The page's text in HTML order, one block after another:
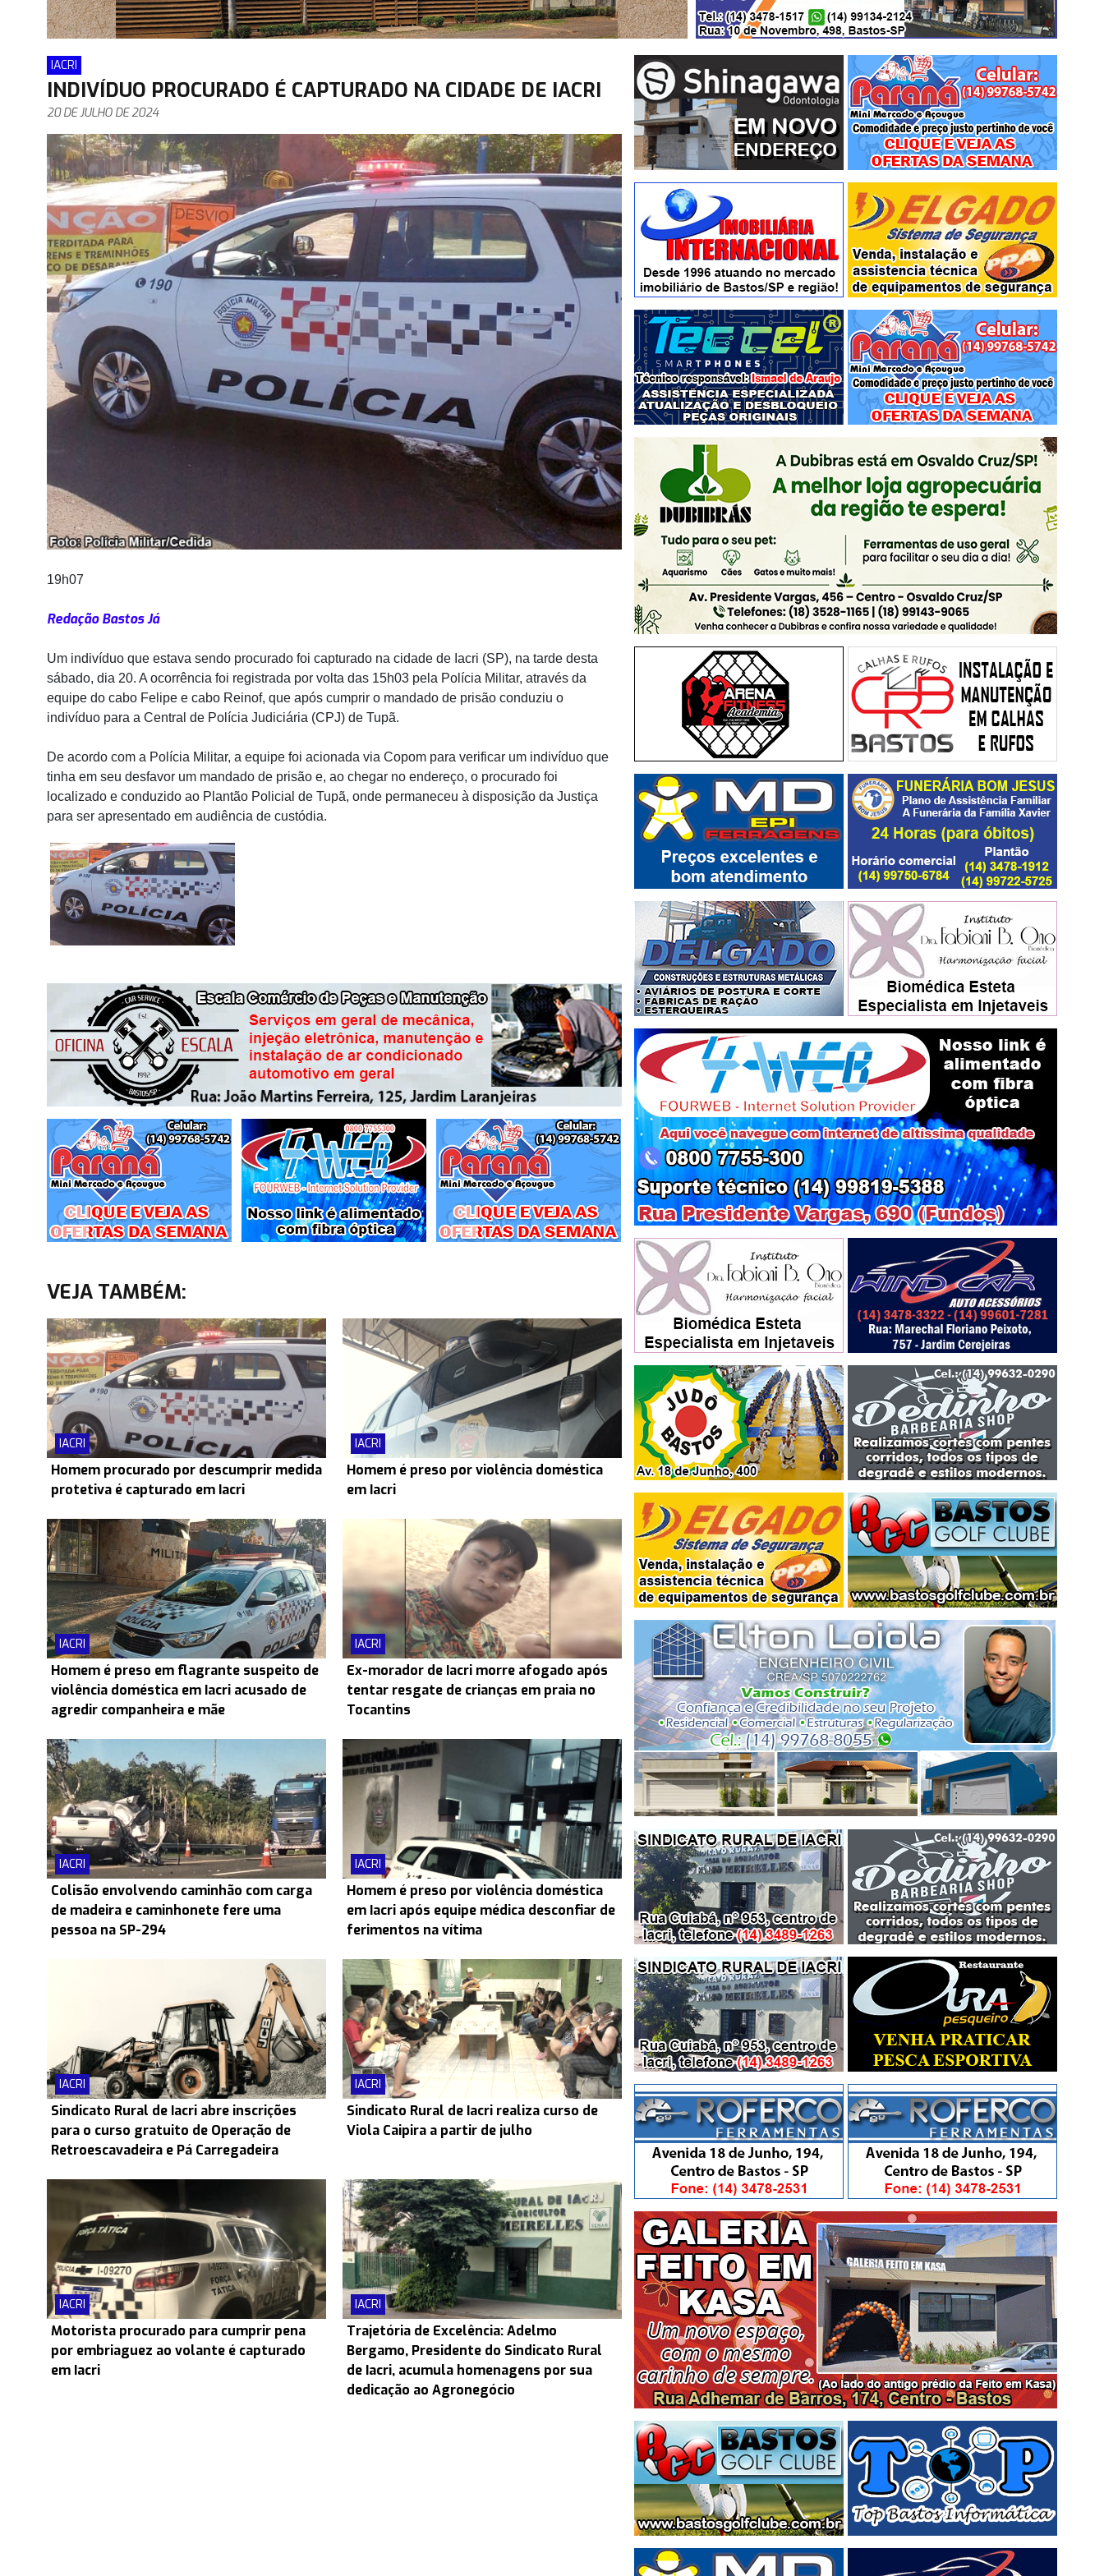
IACRI
INDIVÍDUO PROCURADO É CAPTURADO NA CIDADE DE IACRI
20 DE JULHO DE 2024
19h07
Redação Bastos Já
Um indivíduo que estava sendo procurado foi capturado na cidade de Iacri (SP), na tarde desta
sábado, dia 20. A ocorrência foi registrada por volta das 15h03 pela Polícia Militar, através da
equipe do cabo Felipe e cabo Reinof, que após cumprir o mandado de prisão conduziu o
indivíduo para a Central de Polícia Judiciária (CPJ) de Tupã.
De acordo com a Polícia Militar, a equipe foi acionada via Copom para verificar um indivíduo que
tinha em seu desfavor um mandado de prisão e, ao chegar no endereço, o procurado foi
localizado e conduzido ao Plantão Policial de Tupã, onde permaneceu à disposição da Justiça
para ser apresentado em audiência de custódia.
VEJA TAMBÉM:
IACRI
Homem procurado por descumprir medida
protetiva é capturado em Iacri
IACRI
Homem é preso por violência doméstica
em Iacri
IACRI
Homem é preso em flagrante suspeito de
violência doméstica em Iacri acusado de
agredir companheira e mãe
IACRI
Ex-morador de Iacri morre afogado após
tentar resgate de crianças em praia no
Tocantins
IACRI
Colisão envolvendo caminhão com carga
de madeira e caminhonete fere uma
pessoa na SP-294
IACRI
Homem é preso por violência doméstica
em Iacri após equipe médica desconfiar de
ferimentos na vítima
IACRI
Sindicato Rural de Iacri abre inscrições
para o curso gratuito de Operação de
Retroescavadeira e Pá Carregadeira
IACRI
Sindicato Rural de Iacri realiza curso de
Viola Caipira a partir de julho
IACRI
Motorista procurado para cumprir pena
por embriaguez ao volante é capturado
em Iacri
IACRI
Trajetória de Excelência: Adelmo
Bergamo, Presidente do Sindicato Rural
de Iacri, acumula homenagens por sua
dedicação ao Agronegócio